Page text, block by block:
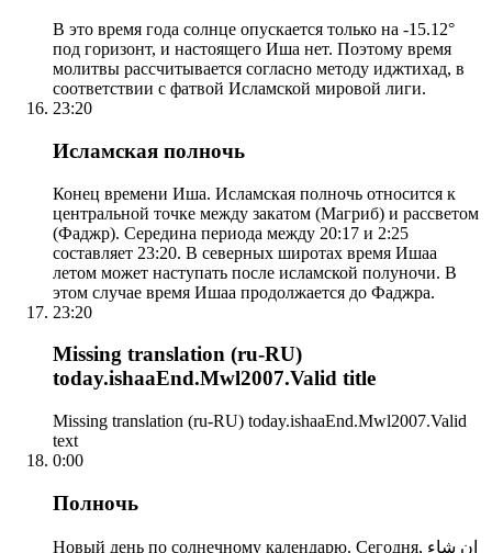
В это время года солнце опускается только на -15.12°
под горизонт, и настоящего Иша нет. Поэтому время
молитвы рассчитывается согласно методу иджтихад, в
соответствии с фатвой Исламской мировой лиги.
23:20
Исламская полночь
Конец времени Иша. Исламская полночь относится к
центральной точке между закатом (Магриб) и рассветом
(Фаджр). Середина периода между 20:17 и 2:25
составляет 23:20. В северных широтах время Ишаа
летом может наступать после исламской полуночи. В
этом случае время Ишаа продолжается до Фаджра.
23:20
Missing translation (ru-RU)
today.ishaaEnd.Mwl2007.Valid title
Missing translation (ru-RU) today.ishaaEnd.Mwl2007.Valid
text
0:00
Полночь
Новый день по солнечному календарю. Сегодня, إن شاء